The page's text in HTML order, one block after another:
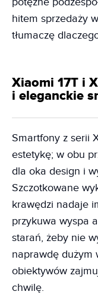
hitem sprzedaży
tłumaczę
Xiaomi 17T i
i eleganckie
Smartfony z serii
estetykę; w obu
dla oka design i
Szczotkowane
krawędzi nadaje
przykuwa wyspa
starań, żeby nie
naprawdę dużym
obiektywów
chwilę.